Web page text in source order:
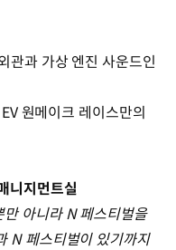
관과 가상 엔진 사운드인
원메이크 레이스만의
니지먼트실
아니라 N 페스티벌을
N 페스티벌이 있기까지